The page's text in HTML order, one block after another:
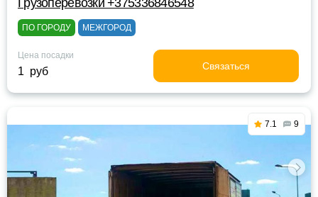
Грузоперевозки +375336846548
ПО ГОРОДУ МЕЖГОРОД
Цена посадки
1 руб Связаться
7.1 9